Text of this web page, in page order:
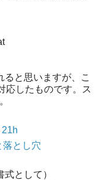
と思いますが、こ
応したものです。ス
落とし穴
として）